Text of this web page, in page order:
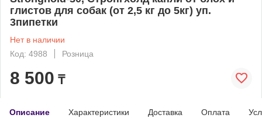
глистов для собак (от 2,5 кг до 5кг) уп.
3пипетки
Нет в наличии
Код: 4988
Розница
8 500 ₸
Описание Характеристики Доставка Оплата